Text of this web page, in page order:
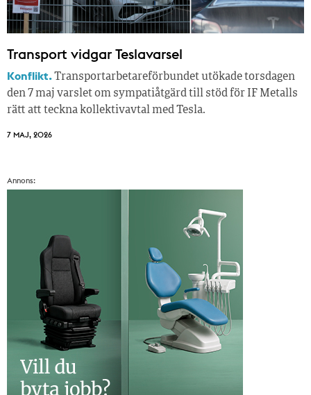
Transport vidgar Teslavarsel
Konflikt.Transportarbetareförbundet utökade torsdagen
den 7 maj varslet om sympatiåtgärd till stöd för IF Metalls
rätt att teckna kollektivavtal med Tesla.
7 MAJ, 2026
Annons: